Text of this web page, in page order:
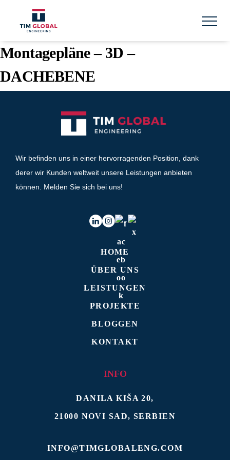
Montagepläne – 3D –
DACHEBENE
Wir befinden uns in einer hervorragenden Position, dank
derer wir Kunden weltweit unsere Leistungen anbieten
können. Melden Sie sich bei uns!
HOME
ÜBER UNS
LEISTUNGEN
PROJEKTE
BLOGGEN
KONTAKT
INFO
DANILA KIŠA 20,
21000 NOVI SAD, SERBIEN
INFO@TIMGLOBALENG.COM